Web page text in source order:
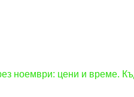
ноември: цени и време.